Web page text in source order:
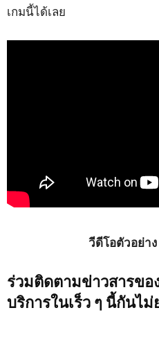
เกมนี้ได้เลย
วีดีโอตัวอย่า
ร่วมติดตามข่าวสารขอ
บริการในเร็ว ๆ นี้กันไม่